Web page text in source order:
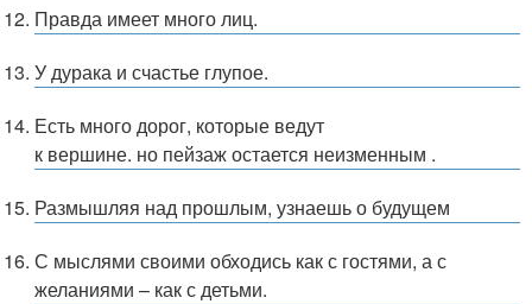
Правда имеет много лиц.
У дурака и счастье глупое.
Есть много дорог, которые ведут
к вершине. но пейзаж остается неизменным .
Размышляя над прошлым, узнаешь о будущем
С мыслями своими обходись как с гостями, а с
желаниями – как с детьми.